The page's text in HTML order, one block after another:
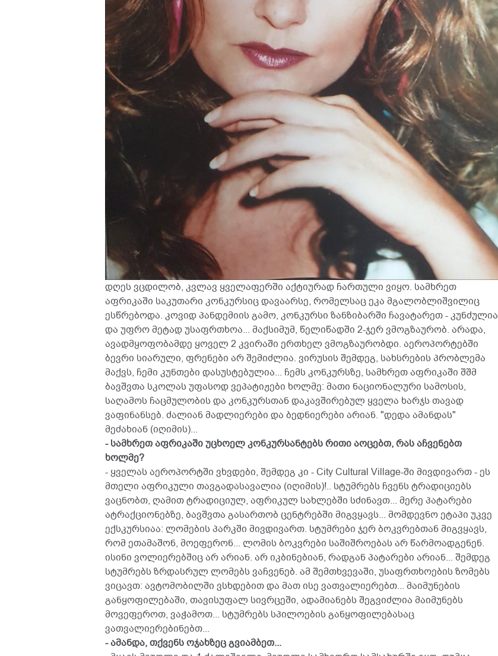
დღეს ვცდილობ, კვლავ ყველაფერში აქტიურად ჩართული ვიყო. სამხრეთ
აფრიკაში საკუთარი კონკურსიც დავაარსე, რომელსაც ეკა მგალობლიშვილიც
ესწრებოდა. კოვიდ პანდემიის გამო, კონკურსი ზანზიბარში ჩავატარეთ - კუნძულია
და უფრო მეტად უსაფრთხოა... მაქსიმუმ, წელიწადში 2-ჯერ ვმოგზაურობ. არადა,
ავადმყოფობამდე ყოველ 2 კვირაში ერთხელ ვმოგზაურობდი. აეროპორტებში
ბევრი სიარული, ფრენები არ შემიძლია. ვირუსის შემდეგ, სახსრების პრობლემა
მაქვს, ჩემი კუნთები დასუსტებულია... ჩემს კონკურსზე, სამხრეთ აფრიკაში შშმ
ბავშვთა სკოლას უფასოდ ვეპატიჟები ხოლმე: მათი ნაციონალური სამოსის,
საღამოს ჩაცმულობის და კონკურსთან დაკავშირებულ ყველა ხარჯს თავად
ვაფინანსებ. ძალიან მადლიერები და ბედნიერები არიან. "დედა ამანდას"
მეძახიან (იღიმის)...
- სამხრეთ აფრიკაში უცხოელ კონკურსანტებს რითი აოცებთ, რას აჩვენებთ
ხოლმე?
- ყველას აეროპორტში ვხვდები, შემდეგ კი - City Cultural Village-ში მივდივართ - ეს
მთელი აფრიკული თავგადასავალია (იღიმის)!.. სტუმრებს ჩვენს ტრადიციებს
ვაცნობთ, ღამით ტრადიციულ, აფრიკულ სახლებში სძინავთ... მერე პატარები
ატრაქციონებზე, ბავშვთა გასართობ ცენტრებში მიგვყავს... მომდევნო ეტაპი უკვე
ექსკურსიაა: ლომების პარკში მივდივართ. სტუმრები ჯერ ბოკვრებთან მიგვყავს,
რომ ეთამაშონ, მოეფერონ... ლომის ბოკვრები საშიშროებას არ წარმოადგენენ.
ისინი ვოლიერებშიც არ არიან. არ იკბინებიან, რადგან პატარები არიან... შემდეგ
სტუმრებს ზრდასრულ ლომებს ვაჩვენებ. ამ შემთხვევაში, უსაფრთხოების ზომებს
ვიცავთ: ავტომობილში ვსხდებით და მათ ისე ვათვალიერებთ... მაიმუნების
განყოფილებაში, თავისუფალ სივრცეში, ადამიანებს შეგვიძლია მაიმუნებს
მოვეფეროთ, ვაჭამოთ... სტუმრებს სპილოების განყოფილებასაც
ვათვალიერებინებთ...
- ამანდა, თქვენს ოჯახზეც გვიამბეთ...